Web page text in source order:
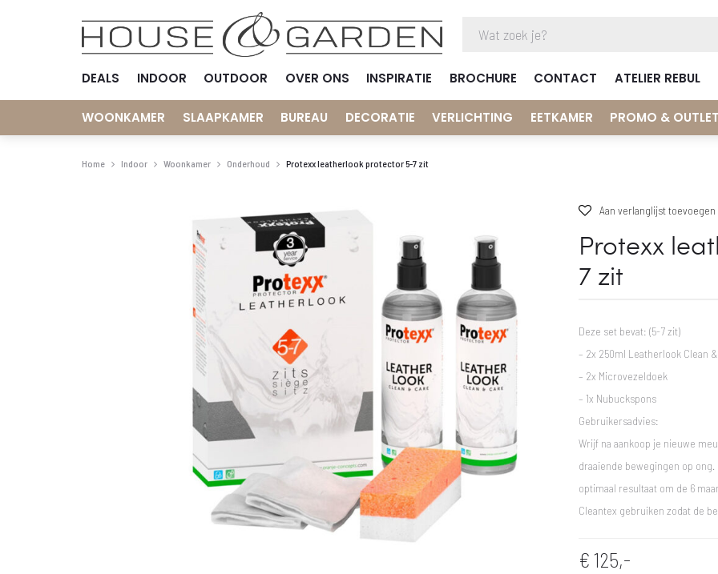
DEALS INDOOR OUTDOOR OVER ONS INSPIRATIE BROCHURE CONTACT ATELIER REBUL
WOONKAMER SLAAPKAMER BUREAU DECORATIE VERLICHTING EETKAMER PROMO &
Home Indoor Woonkamer Onderhoud Protexx leatherlook protector 5-7 zit
Aan verlanglijst toevoegen
Protexx
7 zit
Deze set bevat: (5-7 zit)
– 2x 250ml Leatherlook Clean
– 2x Microvezeldoek
– 1x Nubuckspons
Gebruikersadvies:
Wrijf na aankoop je nieuwe
draaiende bewegingen op
optimaal resultaat om de 6
Cleantex gebruiken zodat de
€125,-